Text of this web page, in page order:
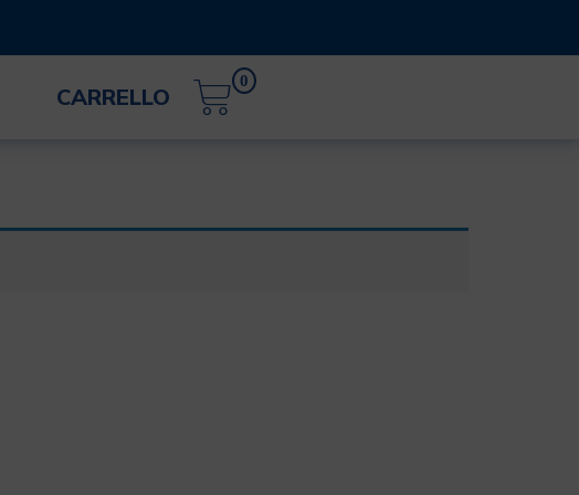
CARRELLO
0